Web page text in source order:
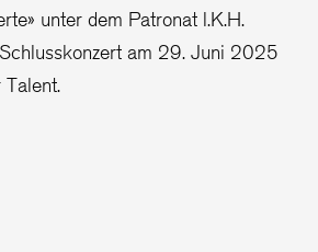
unter dem Patronat l.K.H.
am 29. Juni 2025